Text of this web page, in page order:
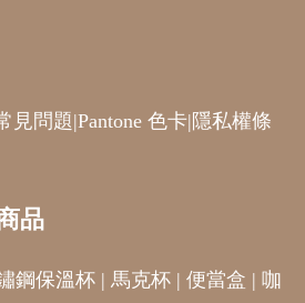
見問題|Pantone 色卡| 隱私權條
品
鋼保溫杯 | 馬克杯 | 便當盒 | 咖